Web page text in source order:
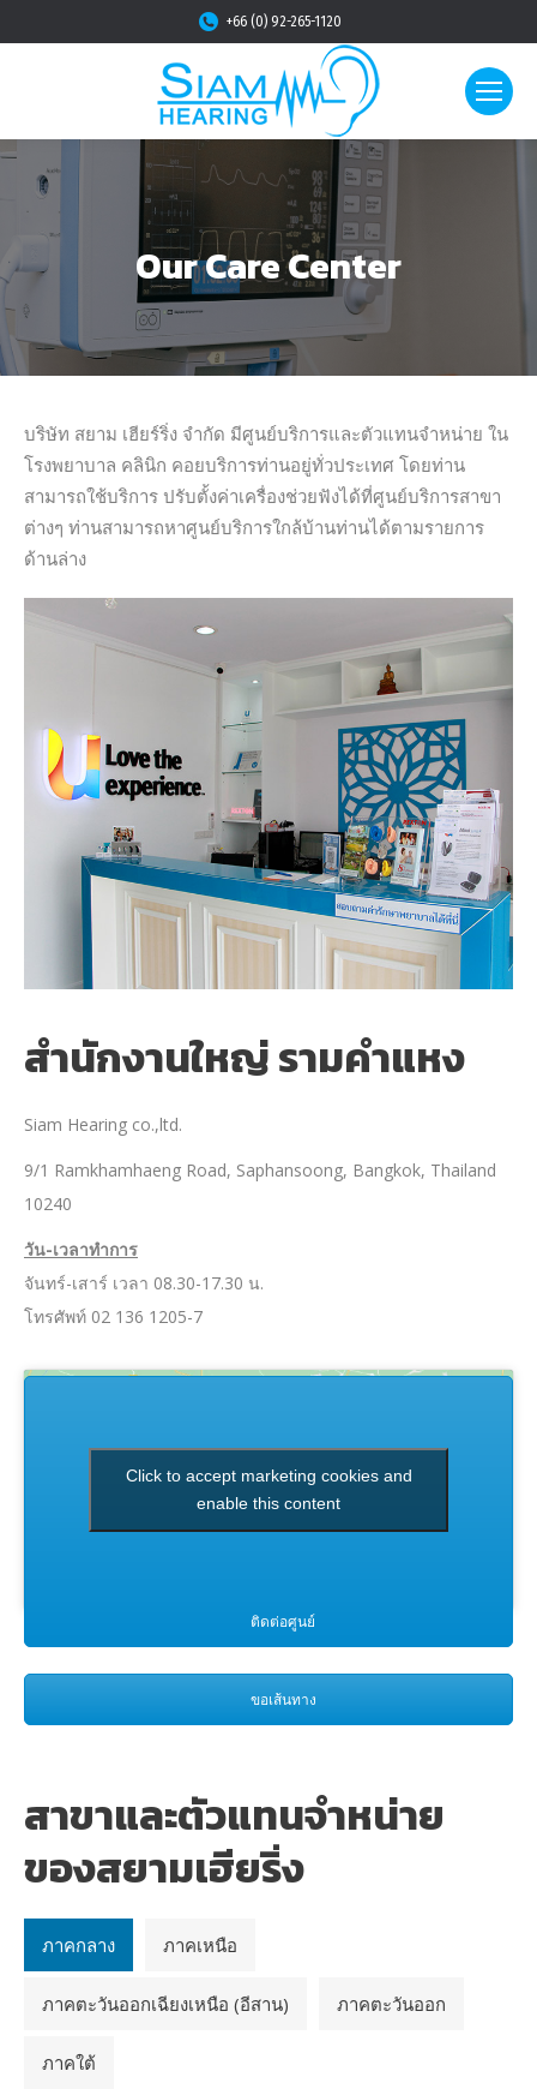
+66 (0) 92-265-1120
Our Care Center
บริษัท สยาม เฮียร์ริ่ง จำกัด มีศูนย์บริการและตัวแทนจำหน่าย ใน
โรงพยาบาล คลินิก คอยบริการท่านอยู่ทั่วประเทศ โดยท่าน
สามารถใช้บริการ ปรับตั้งค่าเครื่องช่วยฟังได้ที่ศูนย์บริการสาขา
ต่างๆ ท่านสามารถหาศูนย์บริการใกล้บ้านท่านได้ตามรายการ
ด้านล่าง
สำนักงานใหญ่ รามคำแหง
Siam Hearing co.,ltd.
9/1 Ramkhamhaeng Road, Saphansoong, Bangkok, Thailand
10240
วัน-เวลาทำการ
จันทร์-เสาร์ เวลา 08.30-17.30 น.
โทรศัพท์ 02 136 1205-7
Click to accept marketing cookies and
enable this content
ติดต่อศูนย์
ขอเส้นทาง
สาขาและตัวแทนจำหน่าย
ของสยามเฮียริ่ง
ภาคกลาง ภาคเหนือ
ภาคตะวันออกเฉียงเหนือ (อีสาน) ภาคตะวันออก
ภาคใต้